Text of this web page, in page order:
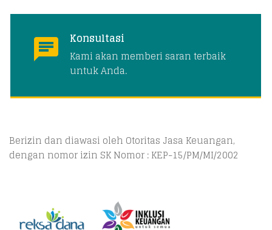
Konsultasi
Kami akan memberi saran terbaik
untuk Anda.
Berizin dan diawasi oleh Otoritas Jasa Keuangan,
dengan nomor izin SK Nomor : KEP-15/PM/MI/2002